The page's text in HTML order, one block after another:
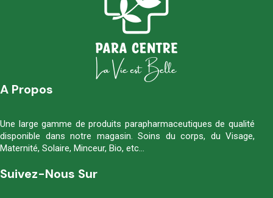
A Propos
Une large gamme de produits parapharmaceutiques de qualité
disponible dans notre magasin. Soins du corps, du Visage,
Maternité, Solaire, Minceur, Bio, etc…
Suivez-Nous Sur